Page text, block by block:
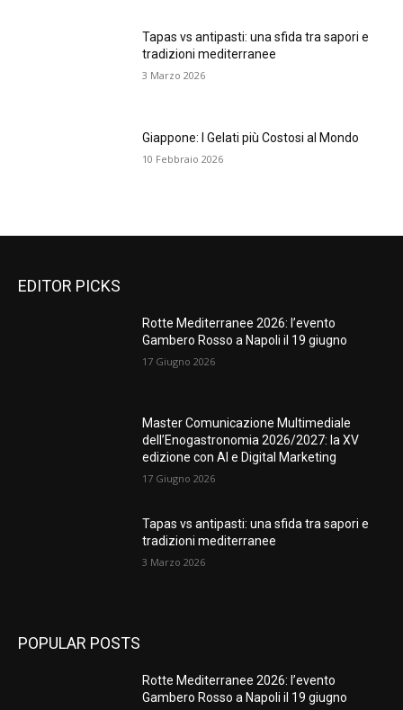
Tapas vs antipasti: una sfida tra sapori e
tradizioni mediterranee
3 Marzo 2026
Giappone: I Gelati più Costosi al Mondo
10 Febbraio 2026
EDITOR PICKS
Rotte Mediterranee 2026: l’evento
Gambero Rosso a Napoli il 19 giugno
17 Giugno 2026
Master Comunicazione Multimediale
dell’Enogastronomia 2026/2027: la XV
edizione con AI e Digital Marketing
17 Giugno 2026
Tapas vs antipasti: una sfida tra sapori e
tradizioni mediterranee
3 Marzo 2026
POPULAR POSTS
Rotte Mediterranee 2026: l’evento
Gambero Rosso a Napoli il 19 giugno